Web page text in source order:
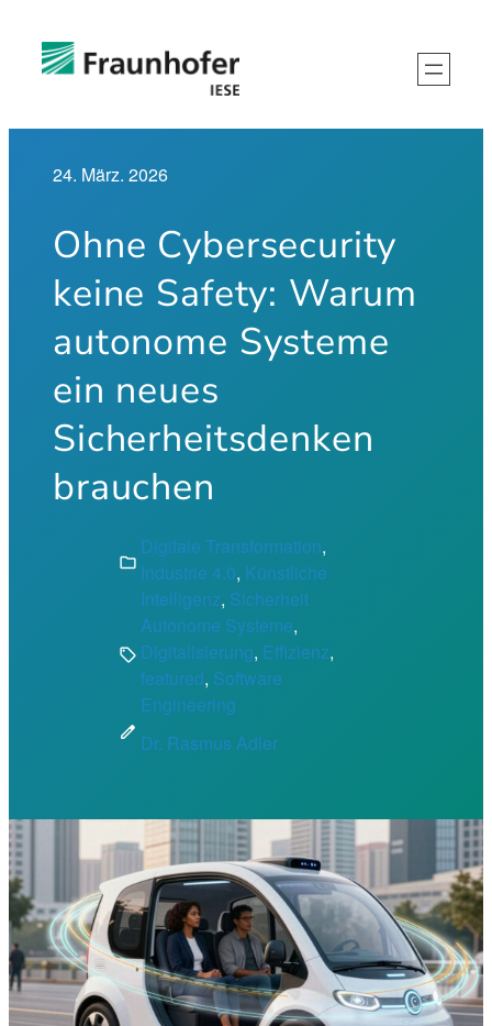
Inhalt
springen
24. März. 2026
Ohne Cybersecurity
keine Safety: Warum
autonome Systeme
ein neues
Sicherheitsdenken
brauchen
folder
Digitale Transformation
Industrie 4.0, Künstliche
Intelligenz, Sicherheit
sell
Autonome Systeme
Digitalisierung, Effizienz
featured, Software
Engineering
edit Dr. Rasmus Adler